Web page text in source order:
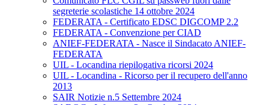
segreterie scolastiche 14 ottobre 2024
FEDERATA - Certificato EDSC DIGCOMP 2.2
FEDERATA - Convenzione per CIAD
ANIEF-FEDERATA - Nasce il Sindacato ANIEF-
FEDERATA
UIL - Locandina riepilogativa ricorsi 2024
UIL - Locandina - Ricorso per il recupero dell'anno
2013
SAIR Notizie n.5 Settembre 2024